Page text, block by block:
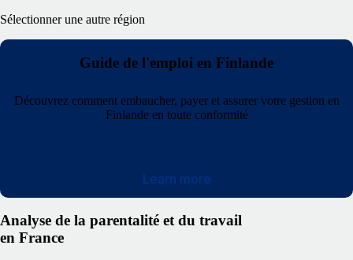
Sélectionner une autre région
Guide de l'emploi en Finlande
Découvrez comment embaucher, payer et assurer votre gestion en
Finlande en toute conformité
Learn more
Analyse de la parentalité et du travail
en France